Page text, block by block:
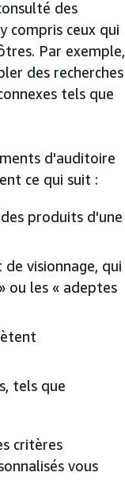
des
compris ceux qui
Par exemple,
des recherches
tels que
d'auditoire
ce qui suit :
produits d'une
visionnage, qui
ou les « adeptes
tels que
critères
vous